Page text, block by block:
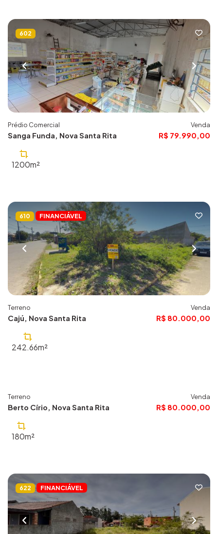
602
Prédio Comercial
Sanga Funda, Nova Santa Rita
Venda
R$ 79.990,00
1200m²
610 FINANCIÁVEL
Terreno
Cajú, Nova Santa Rita
Venda
R$ 80.000,00
242.66m²
644
Terreno
Berto Círio, Nova Santa Rita
Venda
R$ 80.000,00
180m²
622 FINANCIÁVEL